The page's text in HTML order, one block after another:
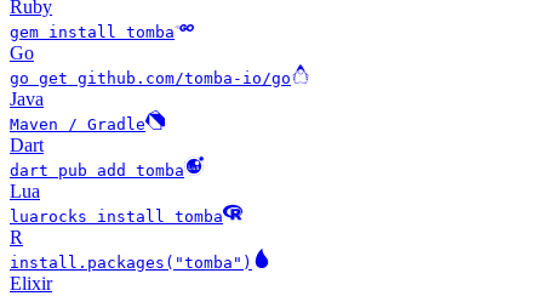
Ruby
gem install tomba
Go
go get github.com/tomba-io/go
Java
Maven / Gradle
Dart
dart pub add tomba
Lua
luarocks install tomba
R
install.packages("tomba")
Elixir